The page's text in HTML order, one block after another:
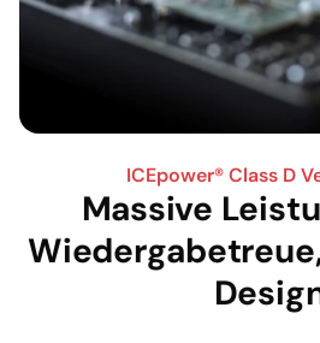
ICEpower® Class D
Massive